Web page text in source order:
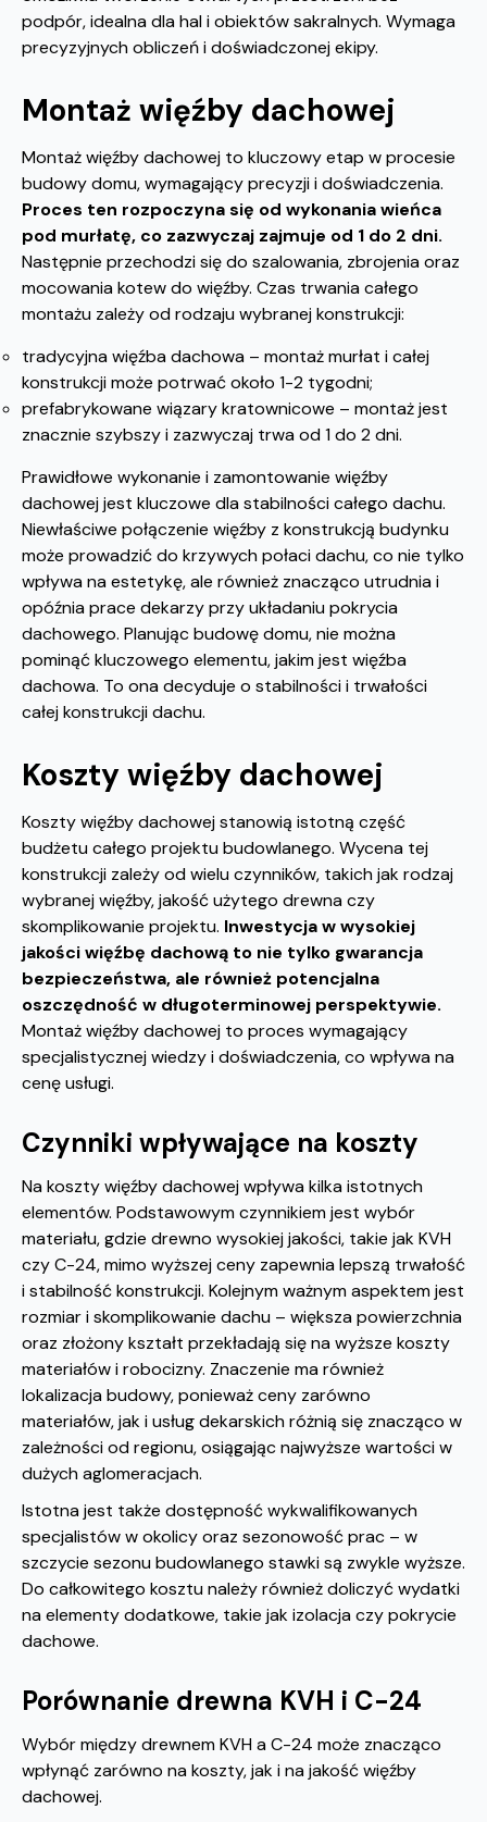
podpór, idealna dla hal i obiektów sakralnych. Wymaga
precyzyjnych obliczeń i doświadczonej ekipy.
Montaż więźby dachowej
Montaż więźby dachowej to kluczowy etap w procesie
budowy domu, wymagający precyzji i doświadczenia.
Proces ten rozpoczyna się od wykonania wieńca
pod murłatę, co zazwyczaj zajmuje od 1 do 2 dni.
Następnie przechodzi się do szalowania, zbrojenia oraz
mocowania kotew do więźby. Czas trwania całego
montażu zależy od rodzaju wybranej konstrukcji:
tradycyjna więźba dachowa – montaż murłat i całej
konstrukcji może potrwać około 1-2 tygodni;
prefabrykowane wiązary kratownicowe – montaż jest
znacznie szybszy i zazwyczaj trwa od 1 do 2 dni.
Prawidłowe wykonanie i zamontowanie więźby
dachowej jest kluczowe dla stabilności całego dachu.
Niewłaściwe połączenie więźby z konstrukcją budynku
może prowadzić do krzywych połaci dachu, co nie tylko
wpływa na estetykę, ale również znacząco utrudnia i
opóźnia prace dekarzy przy układaniu pokrycia
dachowego. Planując budowę domu, nie można
pominąć kluczowego elementu, jakim jest więźba
dachowa. To ona decyduje o stabilności i trwałości
całej konstrukcji dachu.
Koszty więźby dachowej
Koszty więźby dachowej stanowią istotną część
budżetu całego projektu budowlanego. Wycena tej
konstrukcji zależy od wielu czynników, takich jak rodzaj
wybranej więźby, jakość użytego drewna czy
skomplikowanie projektu. Inwestycja w wysokiej
jakości więźbę dachową to nie tylko gwarancja
bezpieczeństwa, ale również potencjalna
oszczędność w długoterminowej perspektywie.
Montaż więźby dachowej to proces wymagający
specjalistycznej wiedzy i doświadczenia, co wpływa na
cenę usługi.
Czynniki wpływające na koszty
Na koszty więźby dachowej wpływa kilka istotnych
elementów. Podstawowym czynnikiem jest wybór
materiału, gdzie drewno wysokiej jakości, takie jak KVH
czy C-24, mimo wyższej ceny zapewnia lepszą trwałość
i stabilność konstrukcji. Kolejnym ważnym aspektem jest
rozmiar i skomplikowanie dachu – większa powierzchnia
oraz złożony kształt przekładają się na wyższe koszty
materiałów i robocizny. Znaczenie ma również
lokalizacja budowy, ponieważ ceny zarówno
materiałów, jak i usług dekarskich różnią się znacząco w
zależności od regionu, osiągając najwyższe wartości w
dużych aglomeracjach.
Istotna jest także dostępność wykwalifikowanych
specjalistów w okolicy oraz sezonowość prac – w
szczycie sezonu budowlanego stawki są zwykle wyższe.
Do całkowitego kosztu należy również doliczyć wydatki
na elementy dodatkowe, takie jak izolacja czy pokrycie
dachowe.
Porównanie drewna KVH i C-24
Wybór między drewnem KVH a C-24 może znacząco
wpłynąć zarówno na koszty, jak i na jakość więźby
dachowej.